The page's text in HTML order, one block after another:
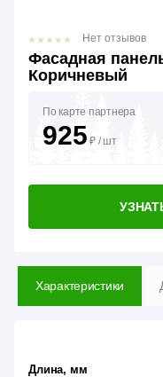
Фасадная
Коричневый
Нет отзывов
По карте партнера
925 ₽ / шт
Характеристики
Длина, мм